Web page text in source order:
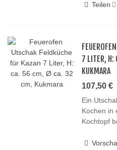
Teilen
7 LITER,
KUKMARA
107,50 €
Ein
Kochen in
Kochtopf